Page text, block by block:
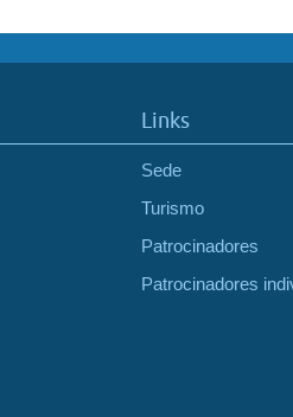
Links
Sede
Turismo
Patrocinadores
Patrocinadores